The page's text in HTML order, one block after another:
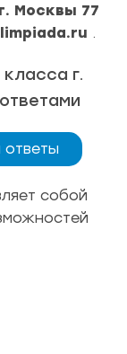
Москвы 77
.
г.
собой